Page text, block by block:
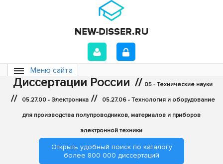
Меню сайта
Диссертации России // 05 - Технические науки
// 05.27.00 - Электроника // 05.27.06 - Технология и оборудование
для производства полупроводников, материалов и приборов
электронной техники
Открыть удобный поиск по каталогу
более 800 000 диссертаций